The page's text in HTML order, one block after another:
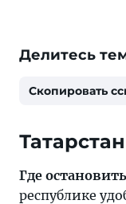
Делитесь
Скопировать
Татарстан
Где
республике